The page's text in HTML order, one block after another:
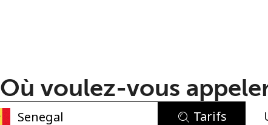
Où voulez-vous
Tarifs